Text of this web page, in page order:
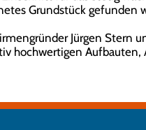
Grundstück
Jürgen Stern
hochwertigen Aufbauten,